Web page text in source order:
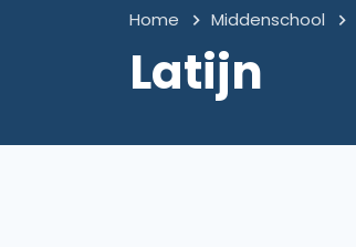
Home Middenschool
Latijn